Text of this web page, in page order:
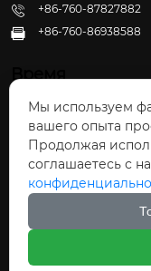
+86-760-87827882
 +86-760-86938588
Время
Пн - Пт: 09:30 - 22:00
Сб - Вс: 10:00 - 22:30
Авторское
Кухонные
Мы используем
вашего опыта
Продолжая
соглашаетесь с